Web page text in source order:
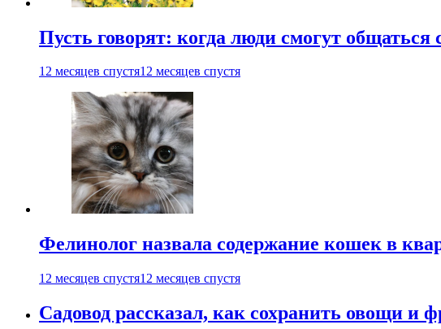
Пусть говорят: когда люди смогут
12 месяцев спустя12 месяцев спустя
Фелинолог назвала содержание кошек в
12 месяцев спустя12 месяцев спустя
Садовод рассказал, как сохранить овощи и